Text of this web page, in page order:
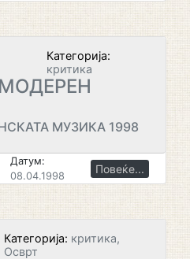
Категорија:
критика
МУЗИКА 1998
Датум:
08.04.1998
Повеќе...
Категорија: критика,
Осврт